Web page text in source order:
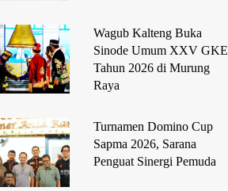
Wagub Kalteng Buka
Sinode Umum XXV GKE
Tahun 2026 di Murung
Raya
Turnamen Domino Cup
Sapma 2026, Sarana
Penguat Sinergi Pemuda